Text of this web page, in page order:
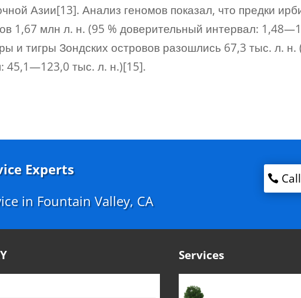
Азии[13]. Анализ геномов показал, что предки
1,67 млн л. н. (95 % доверительный интервал:
и тигры Зондских островов разошлись 67,3 тыс. л. н.
45,1—123,0 тыс. л. н.)[15].
Experts
in Fountain Valley, CA
Services